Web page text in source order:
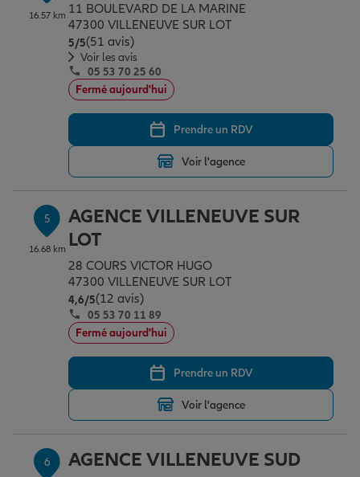
16.57 km 11 BOULEVARD DE LA MARINE
47300 VILLENEUVE SUR LOT
5/5Note de 5 sur 5
(51 avis)
Voir les avis
05 53 70 25 60
Fermé aujourd'hui
Prendre un RDV
Voir l'agence
5
16.68 km
AGENCE VILLENEUVE SUR
LOT
28 COURS VICTOR HUGO
47300 VILLENEUVE SUR LOT
4,6/5Note de 4.6 sur 5
(12 avis)
05 53 70 11 89
Fermé aujourd'hui
Prendre un RDV
Voir l'agence
6 AGENCE VILLENEUVE SUD